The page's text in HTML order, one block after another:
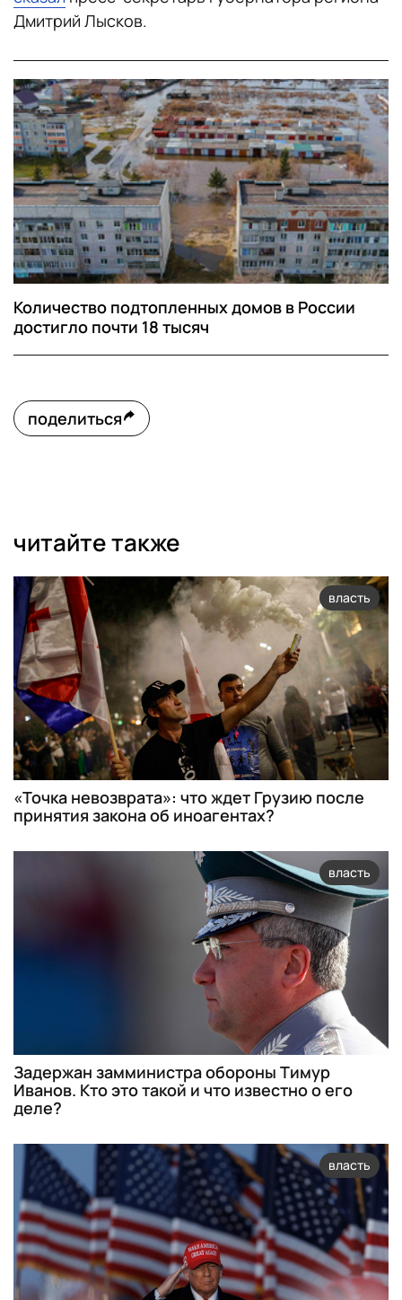
Дмитрий Лысков.
Количество подтопленных домов в России
достигло почти 18 тысяч
поделиться
читайте также
власть
«Точка невозврата»: что ждет Грузию после
принятия закона об иноагентах?
власть
Задержан замминистра обороны Тимур
Иванов. Кто это такой и что известно о его
деле?
власть